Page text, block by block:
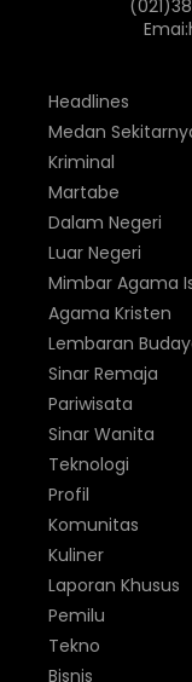
Headlines
Medan
Kriminal
Martabe
Dalam Negeri
Luar Negeri
Mimbar Agama
Agama Kristen
Lembaran
Sinar Remaja
Pariwisata
Sinar Wanita
Teknologi
Profil
Komunitas
Kuliner
Laporan Khusus
Pemilu
Tekno
Bisnis